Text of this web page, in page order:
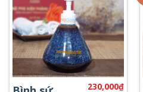
230,000₫